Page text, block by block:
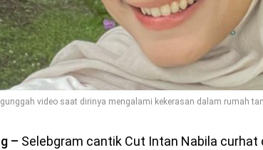
video saat dirinya mengalami kekerasan dalam rumah
– Selebgram cantik Cut Intan Nabila curhat